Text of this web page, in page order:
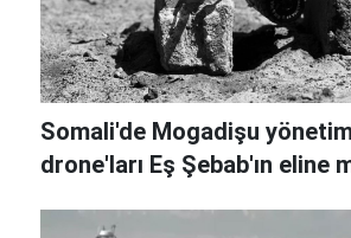
Somali'de Mogadişu
drone'ları Eş Şebab'ın eline